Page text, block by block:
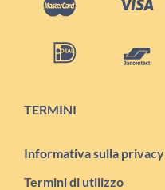
TERMINI
Informativa sulla privacy
Termini di utilizzo